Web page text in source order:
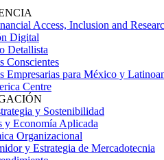
Access, Inclusion and
Digital
Detallista
Conscientes
Empresarias para México y
Centre
y Sostenibilidad
y Economía Aplicada
Organizacional
y Estrategia de Mercadotecnia